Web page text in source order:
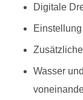
Digitale
Wasser